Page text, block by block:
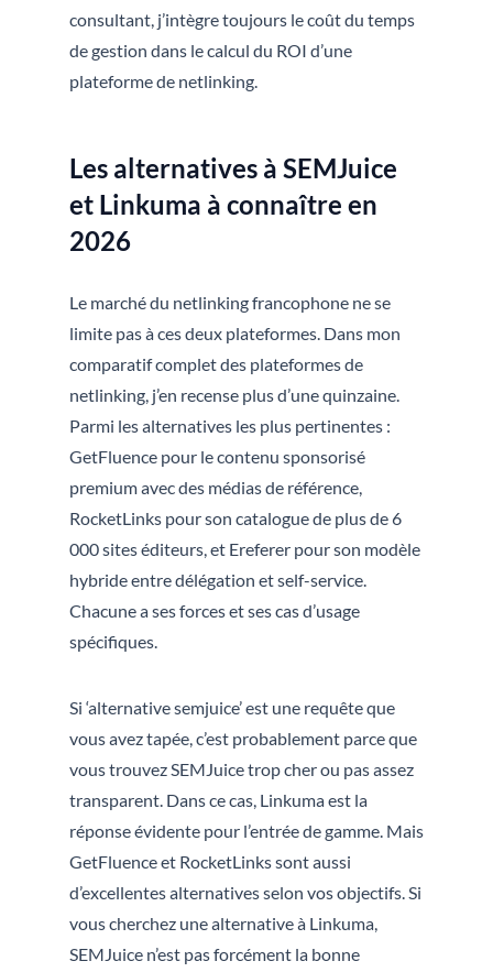
consultant, j’intègre toujours le coût du temps
de gestion dans le calcul du ROI d’une
plateforme de netlinking.
Les alternatives à SEMJuice
et Linkuma à connaître en
2026
Le marché du netlinking francophone ne se
limite pas à ces deux plateformes. Dans mon
comparatif complet des plateformes de
netlinking, j’en recense plus d’une quinzaine.
Parmi les alternatives les plus pertinentes :
GetFluence pour le contenu sponsorisé
premium avec des médias de référence,
RocketLinks pour son catalogue de plus de 6
000 sites éditeurs, et Ereferer pour son modèle
hybride entre délégation et self-service.
Chacune a ses forces et ses cas d’usage
spécifiques.
Si ‘alternative semjuice’ est une requête que
vous avez tapée, c’est probablement parce que
vous trouvez SEMJuice trop cher ou pas assez
transparent. Dans ce cas, Linkuma est la
réponse évidente pour l’entrée de gamme. Mais
GetFluence et RocketLinks sont aussi
d’excellentes alternatives selon vos objectifs. Si
vous cherchez une alternative à Linkuma,
SEMJuice n’est pas forcément la bonne